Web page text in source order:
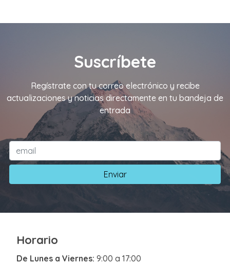
Suscríbete
Regístrate con tu correo electrónico y recibe
actualizaciones y noticias directamente en tu bandeja de
entrada
Enviar
Horario
De Lunes a Viernes: 9:00 a 17:00